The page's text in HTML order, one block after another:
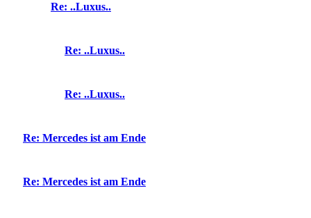
Re: ..Luxus..
Re: ..Luxus..
Re: ..Luxus..
Re: Mercedes ist am Ende
Re: Mercedes ist am Ende